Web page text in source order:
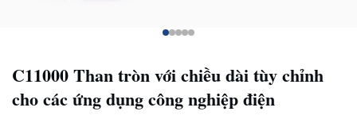
C11000 Than tròn với chiều dài tùy chỉnh
cho các ứng dụng công nghiệp điện